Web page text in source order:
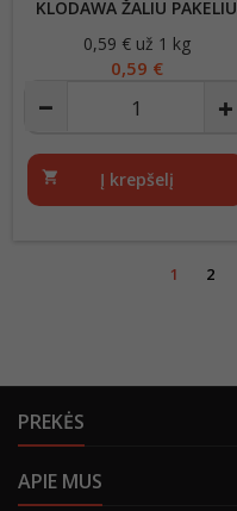
KLODAWA ŽALIU PAKELIU
Kaina
0,59 € už 1 kg
0,59 €
shopping_cart Į krepšelį
1 2
PREKĖS
APIE MUS